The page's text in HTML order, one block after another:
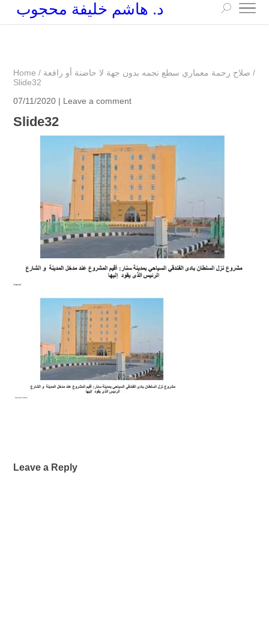
د. هاشم خليفة محجوب
Home / صلاح رحمة معماري سطع نجمه بدون جهة لا حاضنة أو رافعة /
Slide32
07/11/2020 | Leave a comment
Slide32
Leave a Reply